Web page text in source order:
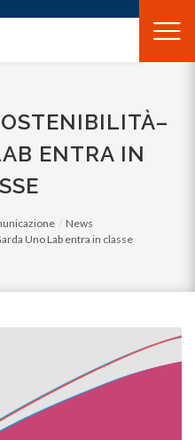
ENTRA IN
News
Uno Lab entra in classe